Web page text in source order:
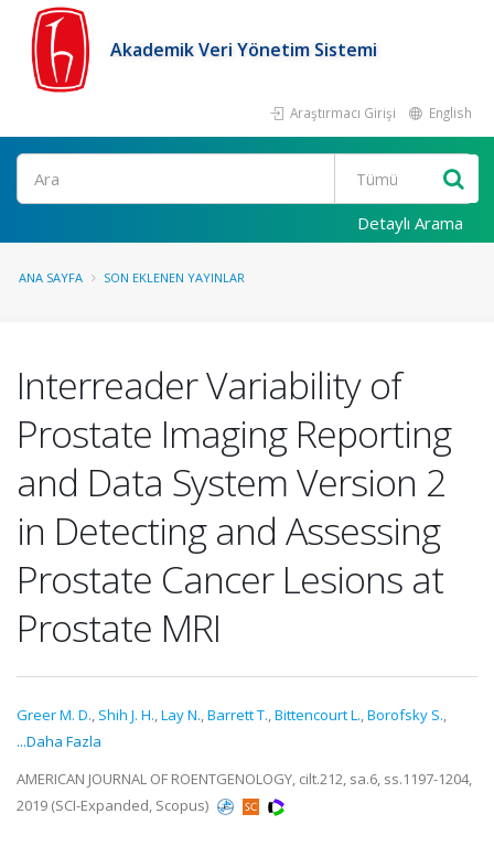
Akademik Veri Yönetim Sistemi
Araştırmacı Girişi English
Ara
Detaylı Arama
ANA SAYFA SON EKLENEN YAYINLAR
Interreader Variability of
Prostate Imaging Reporting
and Data System Version 2
in Detecting and Assessing
Prostate Cancer Lesions at
Prostate MRI
Greer M. D., Shih J. H.,Lay N.,Barrett T.,Bittencourt L.,Borofsky S.,
...Daha Fazla
AMERICAN JOURNAL OF ROENTGENOLOGY, cilt.212, sa.6, ss.1197-1204,
2019 (SCI-Expanded, Scopus)